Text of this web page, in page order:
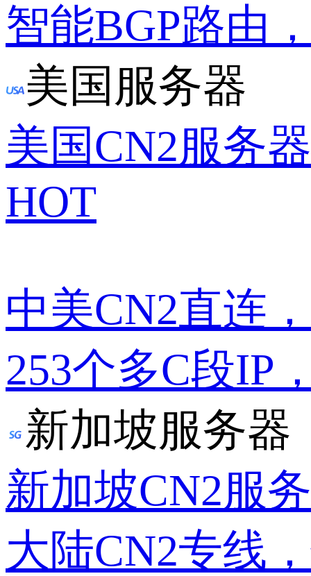
智能BGP路由
美国服务器
美国CN2服务器
HOT
中美CN2直连
253个多C段IP
新加坡服务器
新加坡CN2服
大陆CN2专线